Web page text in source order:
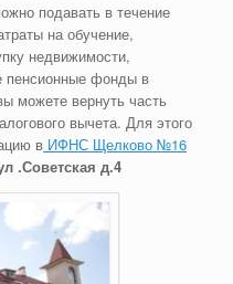
подавать в течение
на обучение,
недвижимости,
пенсионные фонды в
можете вернуть часть
вычета. Для этого
в ИФНС Щелково №16
.Советская д.4